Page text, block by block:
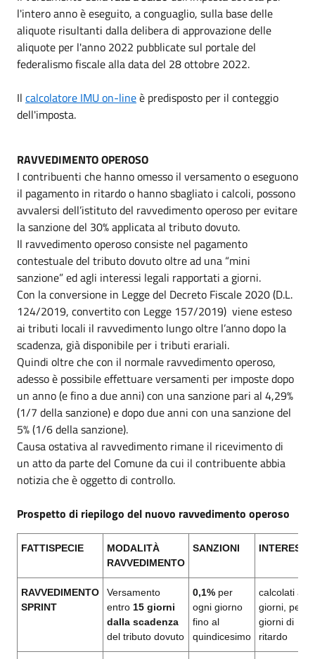
l'intero anno è eseguito, a conguaglio, sulla base delle
aliquote risultanti dalla delibera di approvazione delle
aliquote per l'anno 2022 pubblicate sul portale del
federalismo fiscale alla data del 28 ottobre 2022.
Il calcolatore IMU on-lineè predisposto per il conteggio
dell'imposta.
RAVVEDIMENTO OPEROSO
I contribuenti che hanno omesso il versamento o eseguono
il pagamento in ritardo o hanno sbagliato i calcoli, possono
avvalersi dell’istituto del ravvedimento operoso per evitare
la sanzione del 30% applicata al tributo dovuto.
Il ravvedimento operoso consiste nel pagamento
contestuale del tributo dovuto oltre ad una “mini
sanzione” ed agli interessi legali rapportati a giorni.
Con la conversione in Legge del Decreto Fiscale 2020 (D.L.
124/2019, convertito con Legge 157/2019) viene esteso
ai tributi locali il ravvedimento lungo oltre l’anno dopo la
scadenza, già disponibile per i tributi erariali.
Quindi oltre che con il normale ravvedimento operoso,
adesso è possibile effettuare versamenti per imposte dopo
un anno (e fino a due anni) con una sanzione pari al 4,29%
(1/7 della sanzione) e dopo due anni con una sanzione del
5% (1/6 della sanzione).
Causa ostativa al ravvedimento rimane il ricevimento di
un atto da parte del Comune da cui il contribuente abbia
notizia che è oggetto di controllo.
Prospetto di riepilogo del nuovo ravvedimento operoso
FATTISPECIE
MODALITÀ
RAVVEDIMENTO
SANZIONI INTERESSI
RAVVEDIMENTO
SPRINT
Versamento
entro 15 giorni
dalla scadenza
del tributo dovuto
0,1% per
ogni giorno
fino al
quindicesimo
calcolati a
giorni, per i
giorni di
ritardo